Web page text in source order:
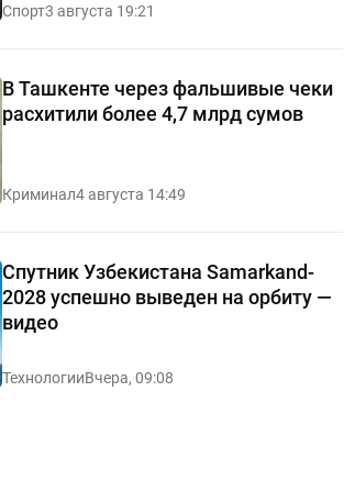
Спорт3 августа 19:21
В Ташкенте через фальшивые чеки
расхитили более 4,7 млрд сумов
Криминал4 августа 14:49
Спутник Узбекистана Samarkand-
2028 успешно выведен на орбиту —
видео
ТехнологииВчера, 09:08